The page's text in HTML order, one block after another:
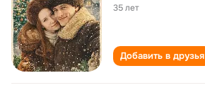
35 лет
Добавить в друзья